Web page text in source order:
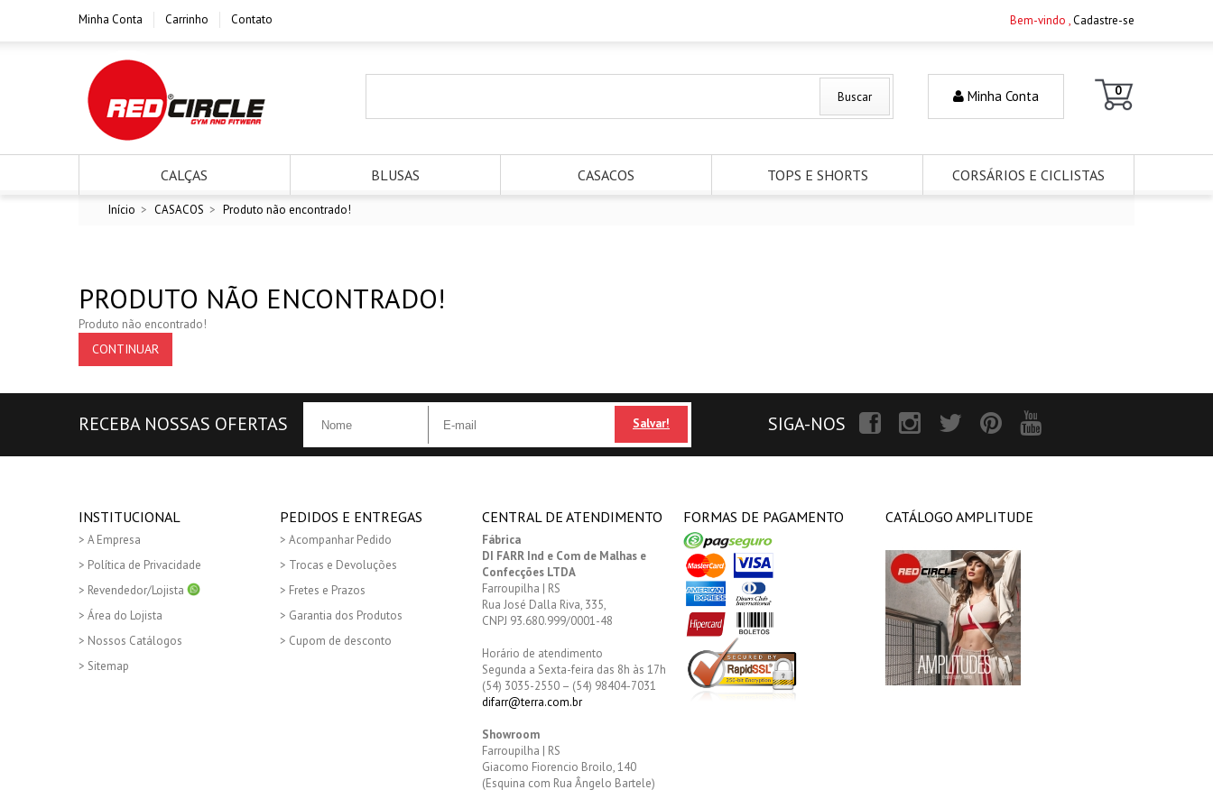
Bem-vindo ,Cadastre-se
Minha Conta Carrinho Contato
0
Minha Conta
Buscar
CALÇAS BLUSAS CASACOS TOPS E SHORTS CORSÁRIOS E CICLISTAS
Início > CASACOS > Produto não encontrado!
PRODUTO NÃO ENCONTRADO!
Produto não encontrado!
CONTINUAR
RECEBA NOSSAS OFERTAS Salvar! SIGA-NOS
INSTITUCIONAL
A Empresa
Política de Privacidade
Revendedor/Lojista
Área do Lojista
Nossos Catálogos
Sitemap
PEDIDOS E ENTREGAS
Acompanhar Pedido
Trocas e Devoluções
Fretes e Prazos
Garantia dos Produtos
Cupom de desconto
CENTRAL DE ATENDIMENTO
Fábrica
DI FARR Ind e Com de Malhas e
Confecções LTDA
Farroupilha | RS
Rua José Dalla Riva, 335,
CNPJ 93.680.999/0001-48
Horário de atendimento
Segunda a Sexta-feira das 8h às 17h
(54) 3035-2550 – (54) 98404-7031
difarr@terra.com.br
Showroom
Farroupilha | RS
Giacomo Fiorencio Broilo, 140
(Esquina com Rua Ângelo Bartele)
FORMAS DE PAGAMENTO CATÁLOGO AMPLITUDE